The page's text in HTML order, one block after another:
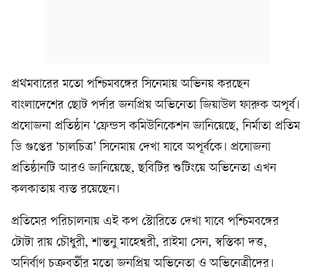
প্রথমবারের মতো পশ্চিমবঙ্গের সিনেমায় অভিনয় করছেন
বাংলাদেশের ছোট পর্দার জনপ্রিয় অভিনেতা জিয়াউল ফারুক অপূর্ব।
প্রযোজনা প্রতিষ্ঠান ‘ফ্রেন্ডস কমিউনিকেশন জানিয়েছে, নির্মাতা প্রতিম
ডি গুপ্তের ‘চালচিত্র’ সিনেমায় দেখা যাবে অপূর্বকে। প্রযোজনা
প্রতিষ্ঠানটি আরও জানিয়েছে, ছবিটির শুটিংয়ে অভিনেতা এখন
কলকাতায় ব্যস্ত রয়েছেন।
প্রতিমের পরিচালনায় এই কপ স্টোরিতে দেখা যাবে পশ্চিমবঙ্গের
টোটা রায় চৌধুরী, শান্তনু মাহেশ্বরী, রাইমা সেন, স্বস্তিকা দত্ত,
অনির্বাণ চক্রবর্তীর মতো জনপ্রিয় অভিনেতা ও অভিনেত্রীদের।